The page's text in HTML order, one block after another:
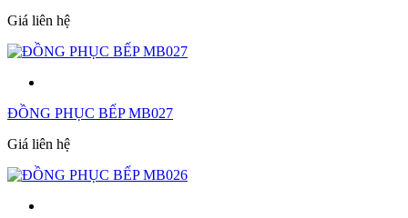
Giá liên hệ
ĐỒNG PHỤC BẾP MB027
Giá liên hệ